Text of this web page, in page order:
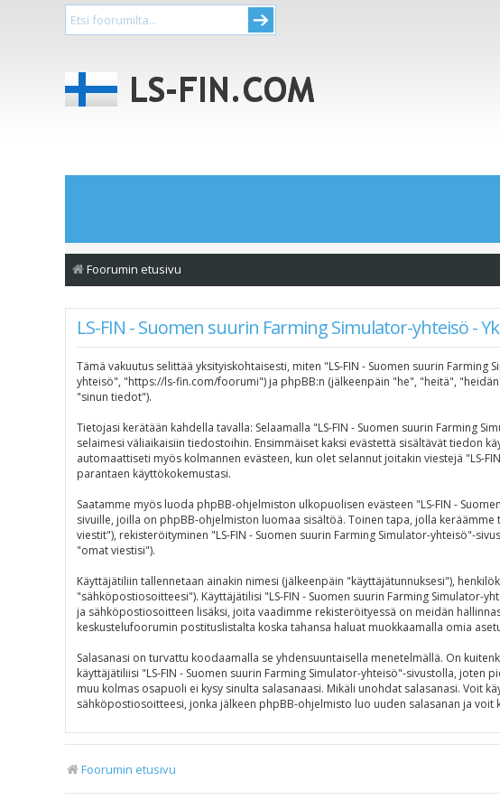
Foorumin etusivu
LS-FIN - Suomen suurin Farming Simulator-yhteisö -
Tämä vakuutus selittää yksityiskohtaisesti, miten "LS-FIN - Suomen suurin
yhteisö", "https://ls-fin.com/foorumi") ja phpBB:n (jälkeenpäin "he", "heitä",
"sinun tiedot").
Tietojasi kerätään kahdella tavalla: Selaamalla "LS-FIN - Suomen suurin
selaimesi väliaikaisiin tiedostoihin. Ensimmäiset kaksi evästettä sisältävät tiedon
automaattiseti myös kolmannen evästeen, kun olet selannut joitakin viestejä "LS-
parantaen käyttökokemustasi.
Saatamme myös luoda phpBB-ohjelmiston ulkopuolisen evästeen "LS-FIN -
sivuille, joilla on phpBB-ohjelmiston luomaa sisältöä. Toinen tapa, jolla
viestit"), rekisteröityminen "LS-FIN - Suomen suurin Farming Simulator-yhteisö"-
"omat viestisi").
Käyttäjätiliin tallennetaan ainakin nimesi (jälkeenpäin "käyttäjätunnuksesi"),
"sähköpostiosoitteesi"). Käyttäjätilisi "LS-FIN - Suomen suurin Farming
ja sähköpostiosoitteen lisäksi, joita vaadimme rekisteröityessä on meidän
keskustelufoorumin postituslistalta koska tahansa haluat muokkaamalla omia
Salasanasi on turvattu koodaamalla se yhdensuuntaisella menetelmällä. On
käyttäjätiliisi "LS-FIN - Suomen suurin Farming Simulator-yhteisö"-sivustolla, joten
muu kolmas osapuoli ei kysy sinulta salasanaasi. Mikäli unohdat salasanasi. Voit
sähköpostiosoitteesi, jonka jälkeen phpBB-ohjelmisto luo uuden salasanan ja voit
Foorumin etusivu